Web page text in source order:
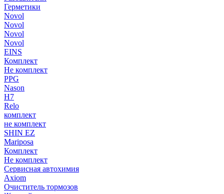
Герметики
Novol
Novol
Novol
Novol
EINS
Комплект
Не комплект
PPG
Nason
H7
Relo
комплект
не комплект
SHIN EZ
Mariposa
Комплект
Не комплект
Сервисная автохимия
Axiom
Очиститель тормозов